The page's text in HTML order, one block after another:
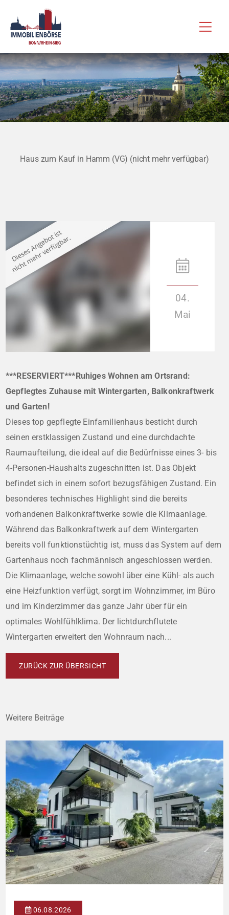
Inhalt
springen
Haus zum Kauf in Hamm (VG) (nicht mehr verfügbar)
04.
Mai
***RESERVIERT***Ruhiges Wohnen am Ortsrand:
Gepflegtes Zuhause mit Wintergarten, Balkonkraftwerk
und Garten!
Dieses top gepflegte Einfamilienhaus besticht durch
seinen erstklassigen Zustand und eine durchdachte
Raumaufteilung, die ideal auf die Bedürfnisse eines 3- bis
4-Personen-Haushalts zugeschnitten ist. Das Objekt
befindet sich in einem sofort bezugsfähigen Zustand. Ein
besonderes technisches Highlight sind die bereits
vorhandenen Balkonkraftwerke sowie die Klimaanlage.
Während das Balkonkraftwerk auf dem Wintergarten
bereits voll funktionstüchtig ist, muss das System auf dem
Gartenhaus noch fachmännisch angeschlossen werden.
Die Klimaanlage, welche sowohl über eine Kühl- als auch
eine Heizfunktion verfügt, sorgt im Wohnzimmer, im Büro
und im Kinderzimmer das ganze Jahr über für ein
optimales Wohlfühlklima. Der lichtdurchflutete
Wintergarten erweitert den Wohnraum nach...
ZURÜCK ZUR ÜBERSICHT
Weitere Beiträge
06.08.2026